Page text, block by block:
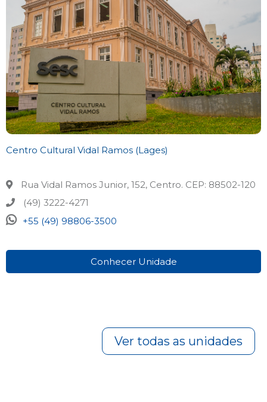
Centro Cultural Vidal Ramos (Lages)
Rua Vidal Ramos Junior, 152, Centro. CEP: 88502-120
(49) 3222-4271
+55 (49) 98806-3500
Conhecer Unidade
Ver todas as unidades